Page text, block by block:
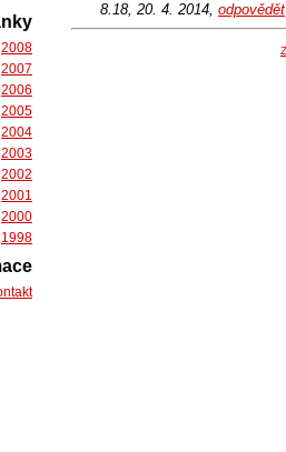
8.18, 20. 4. 2014, odpovědět
2008
2007
2006
2005
2004
2003
2002
2001
2000
1998